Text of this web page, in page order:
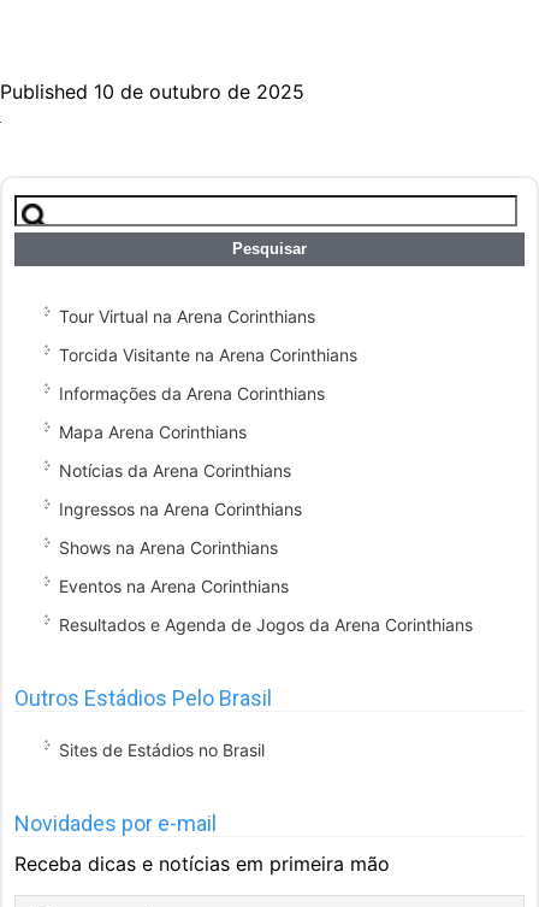
Published 10 de outubro de 2025
Pesquisar
por:
Tour Virtual na Arena Corinthians
Torcida Visitante na Arena Corinthians
Informações da Arena Corinthians
Mapa Arena Corinthians
Notícias da Arena Corinthians
Ingressos na Arena Corinthians
Shows na Arena Corinthians
Eventos na Arena Corinthians
Resultados e Agenda de Jogos da Arena Corinthians
Outros Estádios Pelo Brasil
Sites de Estádios no Brasil
Novidades por e-mail
Receba dicas e notícias em primeira mão